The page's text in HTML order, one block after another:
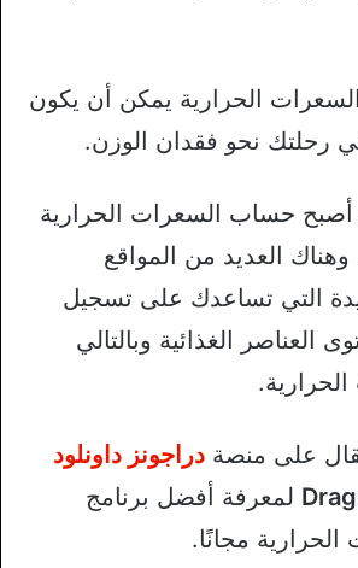
الحرارية يمكن أن يكون
رحلتك نحو فقدان الوزن.
أصبح حساب السعرات الحرارية
وهناك العديد من المواقع
التي تساعدك على تسجيل
العناصر الغذائية وبالتالي
على منصة دراجونز داونلود
لمعرفة أفضل برنامج
مجانًا.